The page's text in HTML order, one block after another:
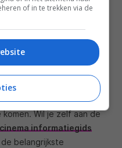
een Black Frame Insertion
nauwelijks of geen
flikkering in beeld.
kalibreren van een tv
om met een professional
Wil je zelf aan de
informatiegids
belangrijkste
of in te trekken via de